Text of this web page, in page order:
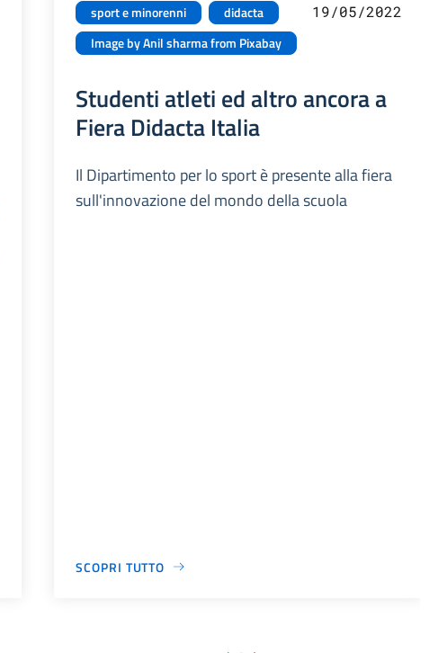
sport e minorenni
didacta
Image by Anil sharma from Pixabay
19/05/2022
Studenti atleti ed altro ancora a
Fiera Didacta Italia
Il Dipartimento per lo sport è presente alla fiera
sull'innovazione del mondo della scuola
SCOPRI TUTTO